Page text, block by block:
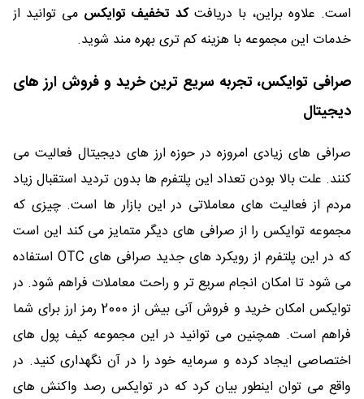
است. علاوه براین، با دریافتکد تخفیف توایکس می توانید از
خدمات این مجموعه با هزینه کم تری بهره مند شوید.
صرافی توایکس، تجربه سریع ترین خرید و فروش ارز های
دیجیتال
صرافی های زیادی امروزه در حوزه ارز های دیجیتال فعالیت می
کنند. علت بالا بودن تعداد این پلتفرم ها بدون تردید استقبال زیاد
مردم از فعالیت های معاملاتی در این بازار ها است. چیزی که
مجموعه توایکس را از صرافی های دیگر متمایز می کند این است
که در این پلتفرم از رویکرد های جدید صرافی های OTC استفاده
می شود تا امکان انجام سریع تر و راحت معاملات فراهم شود. در
توایکس امکان خرید و فروش آنی بیش از 2000 رمز ارز برای شما
فراهم است. همچنین می توانید در این مجموعه کیف پول های
اختصاصی ایجاد کرده و سرمایه خود را در آن نگهداری کنید. در
واقع می توان اینطور بیان کرد که در توایکس رصد واکنش های